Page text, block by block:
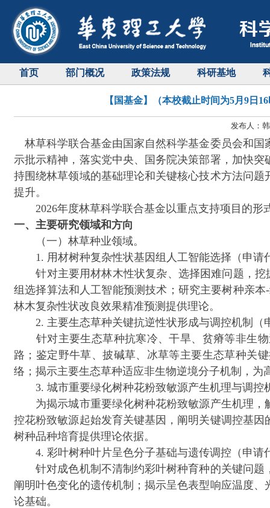
首页 部门概况 政策法规 科研基地
【国基金】（本校截止时间为5月9日
发布人：
林草科学联合基金由国家自然科学基金委员会和国
示批示精神，落实党中央、国务院决策部署，加快
持围绕林草领域的基础理论和关键核心技术方法问
提升。
2026年度林草科学联合基金以重点支持项目的形
一、主要研究领域和方向
（一）林草种业领域。
1. 用材树种复杂性状基因组人工智能选择（申请
针对主要用材林木性状复杂、选择困难问题，挖
组选择算法和人工智能预测技术；研究主要树种亲
林木复杂性状改良效果精准预测提供理论。
2. 主要生态草种关键抗逆性状形成与调控机制（
针对主要生态草种抗寒冷、干旱、贫瘠等非生物
路；鉴定野牛草、披碱草、冰草等主要生态草种关
络；揭示主要生态草种适应非生物逆境分子机制，为
3. 城市重要绿化树种花粉致敏源产生机理与调控
为揭示城市重要绿化树种花粉致敏源产生机理，
控花粉致敏源起始发育关键基因，阐明关键调控基
树种品种培育提供理论依据。
4. 彩叶树种叶片呈色分子基础与遗传调控（申请
针对成色机制不清制约彩叶树种育种的关键问题
阐明叶色变化的遗传机制；揭示呈色表型响应温度
论基础。